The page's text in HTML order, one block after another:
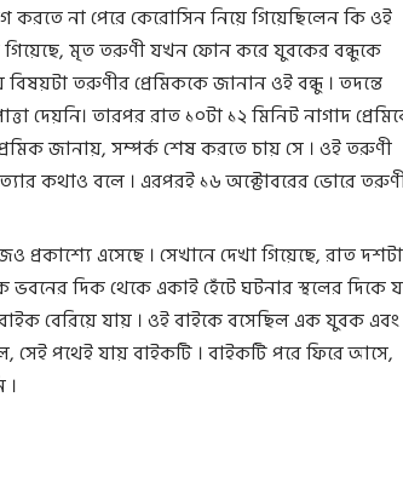
করতে না পেরে কেরোসিন নিয়ে গিয়েছিলেন কি ওই
গিয়েছে, মৃত তরুণী যখন ফোন করে যুবকের বন্ধুকে
তরুণীর প্রেমিককে জানান ওই বন্ধু । তদন্তে
দেয়নি। তারপর রাত ১০টা ১২ মিনিট নাগাদ
জানায়, সম্পর্ক শেষ করতে চায় সে । ওই তরুণী
কথাও বলে । এরপরই ১৬ অক্টোবরের ভোরে
প্রকাশ্যে এসেছে । সেখানে দেখা গিয়েছে, রাত দশটা
ভবনের দিক থেকে একাই হেঁটে ঘটনার স্থলের দিকে
বেরিয়ে যায় । ওই বাইকে বসেছিল এক যুবক
সেই পথেই যায় বাইকটি । বাইকটি পরে ফিরে আসে,